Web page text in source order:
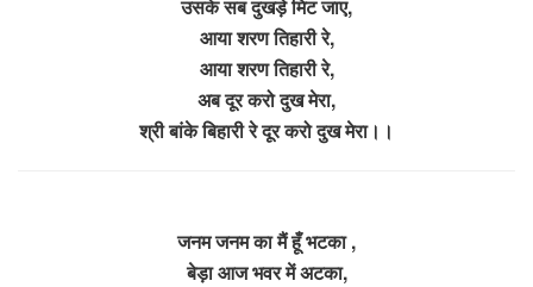
उसके सब दुखड़े मिट जाए,
आया शरण तिहारी रे,
आया शरण तिहारी रे,
अब दूर करो दुख मेरा,
श्री बांके बिहारी रे दूर करो दुख मेरा।।
जनम जनम का मैं हूँ भटका ,
बेड़ा आज भवर में अटका,